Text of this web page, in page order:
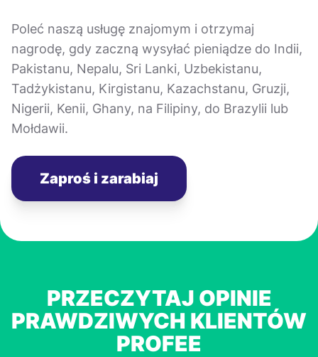
Poleć naszą usługę znajomym i otrzymaj
nagrodę, gdy zaczną wysyłać pieniądze do Indii,
Pakistanu, Nepalu, Sri Lanki, Uzbekistanu,
Tadżykistanu, Kirgistanu, Kazachstanu, Gruzji,
Nigerii, Kenii, Ghany, na Filipiny, do Brazylii lub
Mołdawii.
Zaproś i zarabiaj
PRZECZYTAJ OPINIE
PRAWDZIWYCH KLIENTÓW
PROFEE